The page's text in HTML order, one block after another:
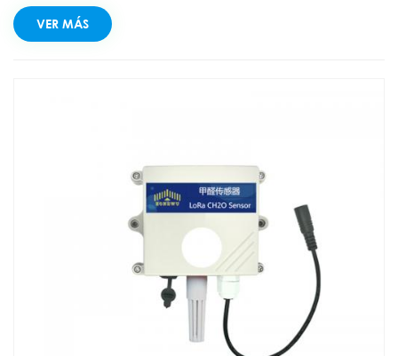
combinar un sensor de gas electroquímico de tres
electrodos con un microprocesador de alto rendimiento,
VER MÁS